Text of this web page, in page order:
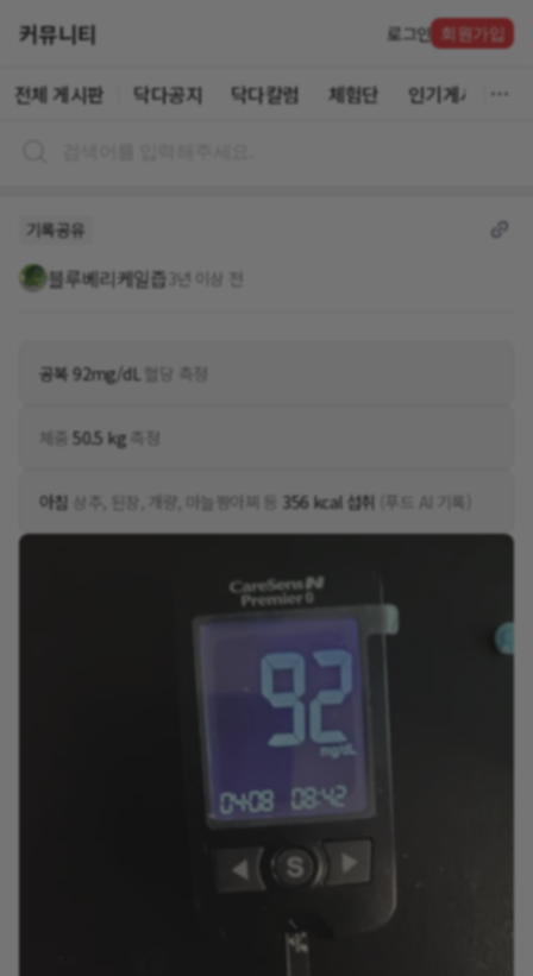
커뮤니티 로그인 회원가입
전체 게시판 닥다공지 닥다칼럼 체험단 인기게시글
기록공유
블루베리케일즙 3년 이상 전
공복 92mg/dL 혈당 측정
체중50.5 kg 측정
아침 상추, 된장, 개량, 마늘짱아찌 등 356 kcal 섭취 (푸드 AI 기록)